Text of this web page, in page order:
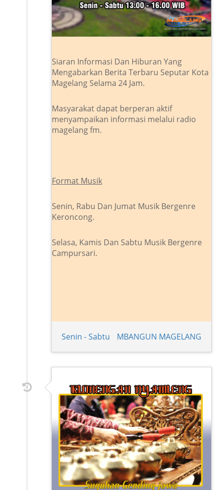
Siaran Informasi Dan Hiburan Yang
Mengabarkan Berita Terbaru Seputar Kota
Magelang Selama 24 Jam.
Masyarakat dapat berperan aktif
menyampaikan informasi melalui radio
magelang fm.
Format Musik
Senin, Rabu Dan Jumat Musik Bergenre
Keroncong.
Selasa, Kamis Dan Sabtu Musik Bergenre
Campursari.
Senin - Sabtu MBANGUN MAGELANG